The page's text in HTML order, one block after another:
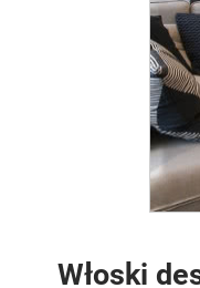
Włoski